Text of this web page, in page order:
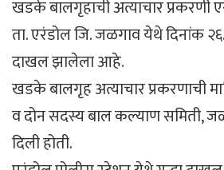
खडके बालगृहाची अत्याचार प्रकरणी
ता. एरंडोल जि. जळगाव येथे दिनांक
दाखल झालेला आहे.
खडके बालगृह अत्याचार प्रकरणाची
व दोन सदस्य बाल कल्याण समिती,
दिली होती.